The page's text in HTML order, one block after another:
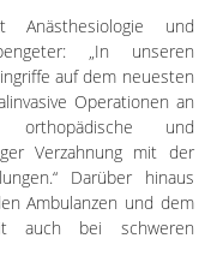
und
„In unseren
auf dem neuesten
Operationen an
orthopädische und
Verzahnung mit der
Darüber hinaus
Ambulanzen und dem
auch bei schweren